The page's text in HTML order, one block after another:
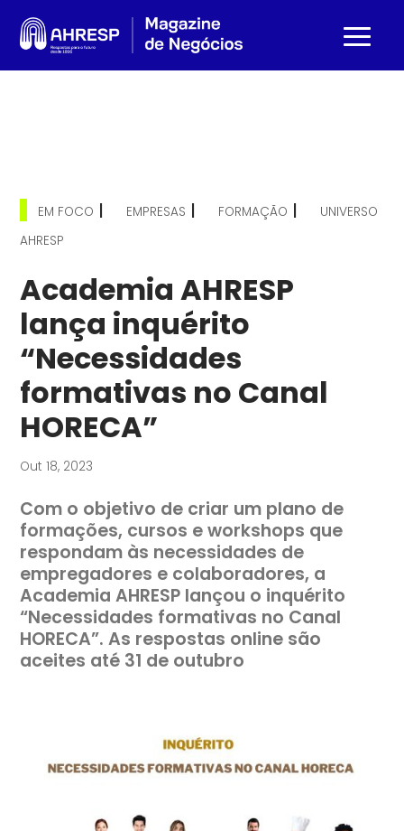
EM FOCO | EMPRESAS | FORMAÇÃO |
UNIVERSO
AHRESP
Academia AHRESP
lança inquérito
“Necessidades
formativas no Canal
HORECA”
Out 18, 2023
Com o objetivo de criar um plano de
formações, cursos e workshops que
respondam às necessidades de
empregadores e colaboradores, a
Academia AHRESP lançou o inquérito
“Necessidades formativas no Canal
HORECA”. As respostas online são
aceites até 31 de outubro